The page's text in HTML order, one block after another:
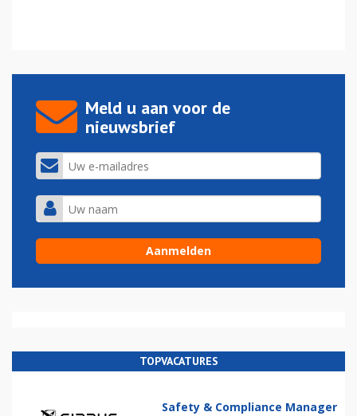
Meld u aan voor de
nieuwsbrief
TOPVACATURES
Safety & Compliance Manager